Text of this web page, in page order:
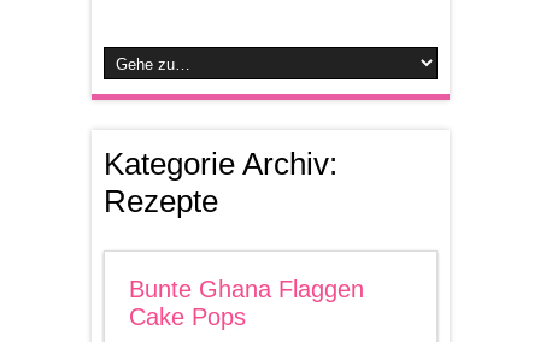
Kategorie Archiv:
Rezepte
Bunte Ghana Flaggen
Cake Pops